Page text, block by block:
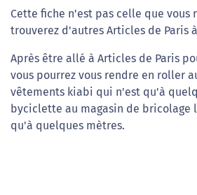
Cette fiche n'est pas celle que vous
trouverez d'autres Articles de Paris
Après être allé à Articles de Paris
vous pourrez vous rendre en roller
vêtements kiabi qui n'est qu'à
byciclette au magasin de bricolage
qu'à quelques mètres.